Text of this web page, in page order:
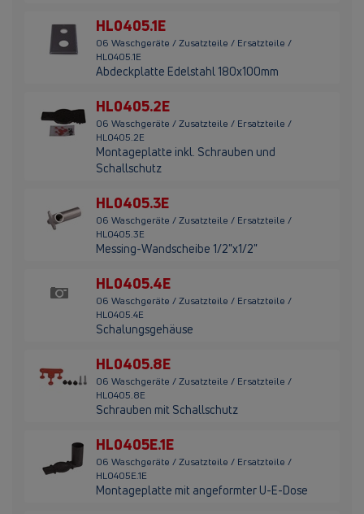
HL0405.1E
06 Waschgeräte / Zusatzteile / Ersatzteile /
HL0405.1E
Abdeckplatte Edelstahl 180x100mm
HL0405.2E
06 Waschgeräte / Zusatzteile / Ersatzteile /
HL0405.2E
Montageplatte inkl. Schrauben und
Schallschutz
HL0405.3E
06 Waschgeräte / Zusatzteile / Ersatzteile /
HL0405.3E
Messing-Wandscheibe 1/2"x1/2"
HL0405.4E
06 Waschgeräte / Zusatzteile / Ersatzteile /
HL0405.4E
Schalungsgehäuse
HL0405.8E
06 Waschgeräte / Zusatzteile / Ersatzteile /
HL0405.8E
Schrauben mit Schallschutz
HL0405E.1E
06 Waschgeräte / Zusatzteile / Ersatzteile /
HL0405E.1E
Montageplatte mit angeformter U-E-Dose